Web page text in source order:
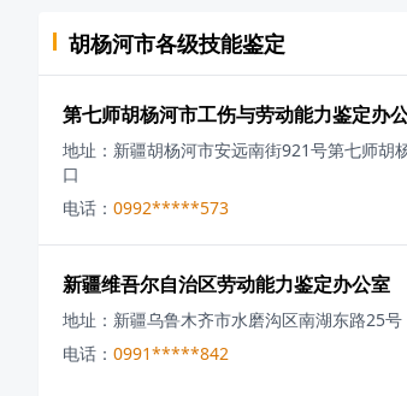
胡杨河市各级技能鉴定
第七师胡杨河市工伤与劳动能力鉴定办
地址： 新疆胡杨河市安远南街921号第七师胡
口
电话： 0992*****573
新疆维吾尔自治区劳动能力鉴定办公室
地址： 新疆乌鲁木齐市水磨沟区南湖东路25号
电话： 0991*****842